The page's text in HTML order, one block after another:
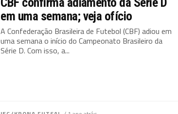
em uma semana; veja ofício
A Confederação Brasileira de Futebol (CBF) adiou em
uma semana o início do Campeonato Brasileiro da
Série D. Com isso, a...